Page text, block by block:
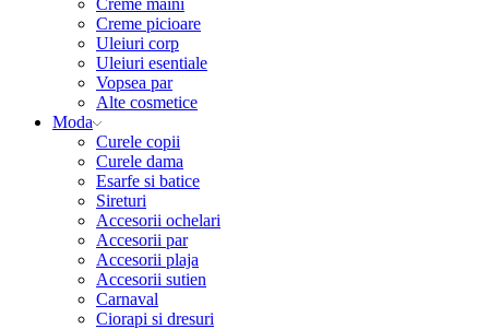
Creme picioare
Uleiuri corp
Uleiuri esentiale
Vopsea par
Alte cosmetice
Moda
Curele copii
Curele dama
Esarfe si batice
Sireturi
Accesorii ochelari
Accesorii par
Accesorii plaja
Accesorii sutien
Carnaval
Ciorapi si dresuri